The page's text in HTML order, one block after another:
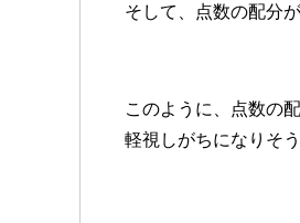
そして、点数の配分
このように、点数の
軽視しがちになりそう